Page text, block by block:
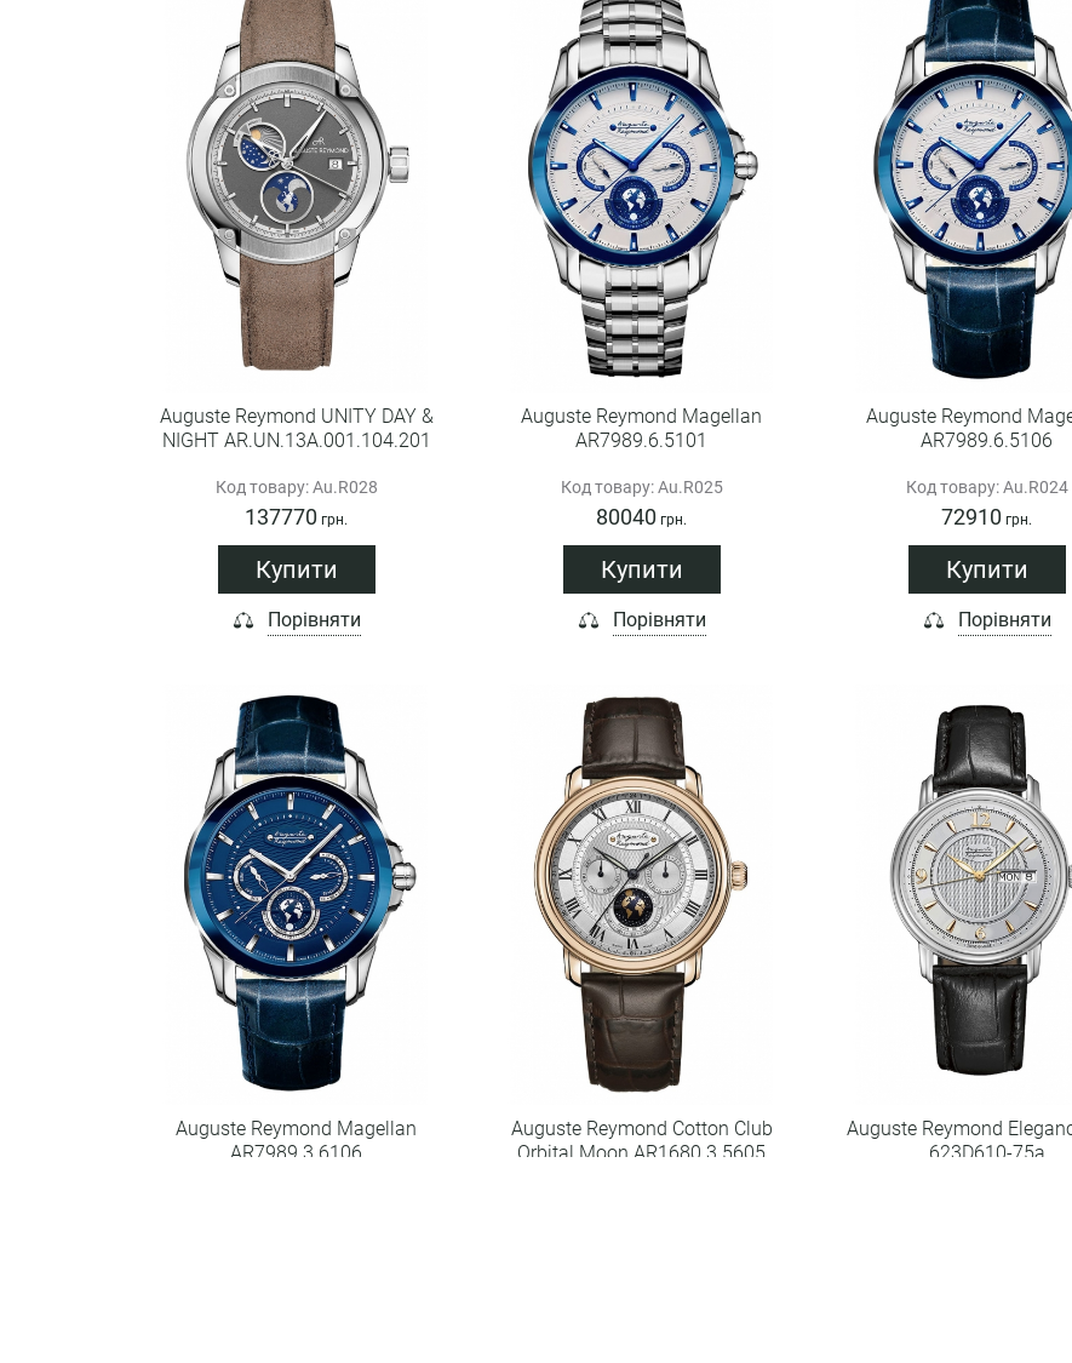
Auguste Reymond UNITY DAY &
NIGHT AR.UN.13A.001.104.201
Код товару: Au.R028
137770 грн.
Купити
Порівняти
Auguste Reymond Magellan
AR7989.6.5101
Код товару: Au.R025
80040 грн.
Купити
Порівняти
Auguste Reymond
AR7989.6.5106
Код товару: Au.R024
72910 грн.
Купити
Порівняти
Auguste Reymond Magellan
AR7989.3.6106
Auguste Reymond Cotton Club
Orbital Moon AR1680.3.5605
Auguste Reymond
623D610-75a